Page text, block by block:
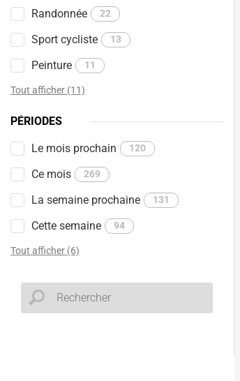
Randonnée 22
Sport cycliste 13
Peinture 11
Tout afficher (11)
PÉRIODES
Le mois prochain 120
Ce mois 269
La semaine prochaine 131
Cette semaine 94
Tout afficher (6)